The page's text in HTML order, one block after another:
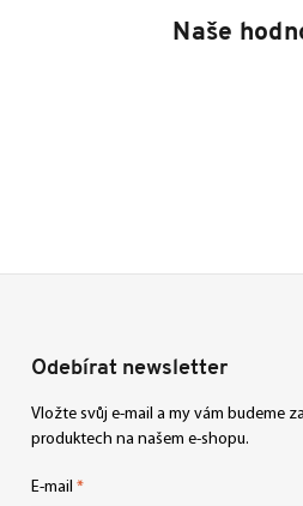
Naše
Odebírat newsletter
Vložte svůj e-mail a my vám budeme
produktech na našem e-shopu.
E-mail